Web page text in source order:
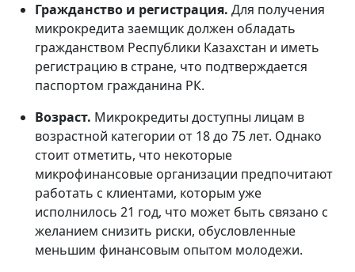
Гражданство и регистрация. Для получения
микрокредита заемщик должен обладать
гражданством Республики Казахстан и иметь
регистрацию в стране, что подтверждается
паспортом гражданина РК.
Возраст. Микрокредиты доступны лицам в
возрастной категории от 18 до 75 лет. Однако
стоит отметить, что некоторые
микрофинансовые организации предпочитают
работать с клиентами, которым уже
исполнилось 21 год, что может быть связано с
желанием снизить риски, обусловленные
меньшим финансовым опытом молодежи.